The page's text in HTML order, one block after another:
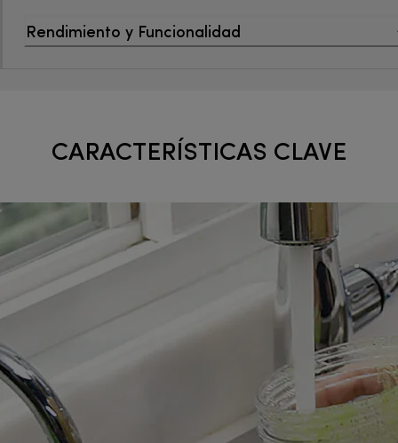
Rendimiento y Funcionalidad
CARACTERÍSTICAS CLAVE